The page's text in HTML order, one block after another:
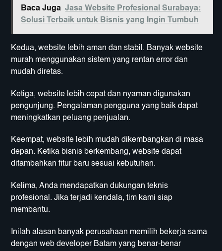
Baca Juga Jasa Website Profesional Surabaya:
Solusi Terbaik untuk Bisnis yang Ingin Tumbuh
Kedua, website lebih aman dan stabil. Banyak website
murah menggunakan sistem yang rentan error dan
mudah diretas.
Ketiga, website lebih cepat dan nyaman digunakan
pengunjung. Pengalaman pengguna yang baik dapat
meningkatkan peluang penjualan.
Keempat, website lebih mudah dikembangkan di masa
depan. Ketika bisnis berkembang, website dapat
ditambahkan fitur baru sesuai kebutuhan.
Kelima, Anda mendapatkan dukungan teknis
profesional. Jika terjadi kendala, tim kami siap
membantu.
Inilah alasan banyak perusahaan memilih bekerja sama
dengan web developer Batam yang benar-benar